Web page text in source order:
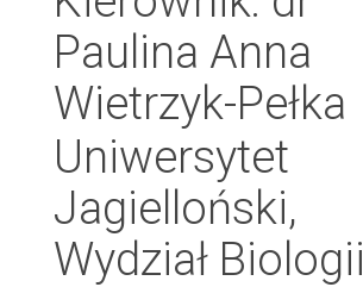
Paulina Anna
Wietrzyk-Pełka
Uniwersytet
Jagielloński,
Wydział Biologii